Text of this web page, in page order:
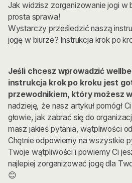
Jak widzisz zorganizowanie jogi w
prosta sprawa!
Wystarczy prześledzić naszą
jogę w biurze? Instrukcja krok po
Jeśli chcesz wprowadzić
instrukcja krok po kroku jest
przewodnikiem, który możesz
nadzieję, że nasz artykuł pomógł
głowie, jak zabrać się do
masz jakieś pytania, wątpliwości
Chętnie odpowiemy na wszystkie
Twoje wątpliwości i powiemy Ci
najlepiej zorganizować jogę dla
😊